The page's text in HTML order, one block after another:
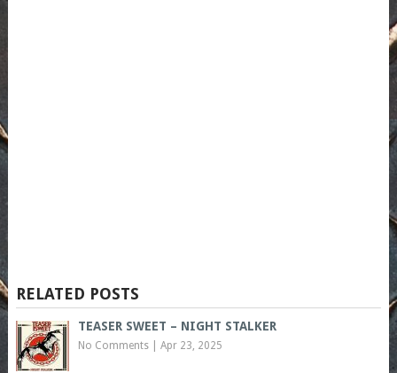
RELATED POSTS
TEASER SWEET – NIGHT STALKER
No Comments| Apr 23, 2025